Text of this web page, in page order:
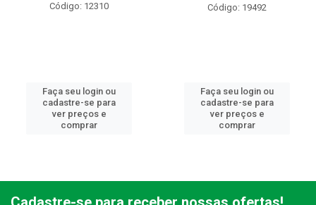
Código: 12310
Faça seu login ou
cadastre-se para
ver preços e
comprar
Código: 19492
Faça seu login ou
cadastre-se para
ver preços e
comprar